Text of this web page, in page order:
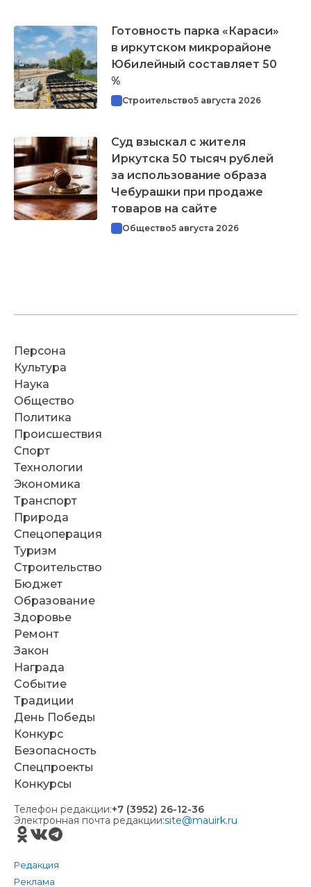
Готовность парка «Караси»
в иркутском микрорайоне
Юбилейный составляет 50
%
Строительство5 августа 2026
Суд взыскал с жителя
Иркутска 50 тысяч рублей
за использование образа
Чебурашки при продаже
товаров на сайте
Общество5 августа 2026
Персона
Культура
Наука
Общество
Политика
Происшествия
Спорт
Технологии
Экономика
Транспорт
Природа
Спецоперация
Туризм
Строительство
Бюджет
Образование
Здоровье
Ремонт
Закон
Награда
Событие
Традиции
День Победы
Конкурс
Безопасность
Спецпроекты
Конкурсы
Телефон редакции:+7 (3952) 26-12-36
Электронная почта редакции:site@mauirk.ru
Редакция
Реклама